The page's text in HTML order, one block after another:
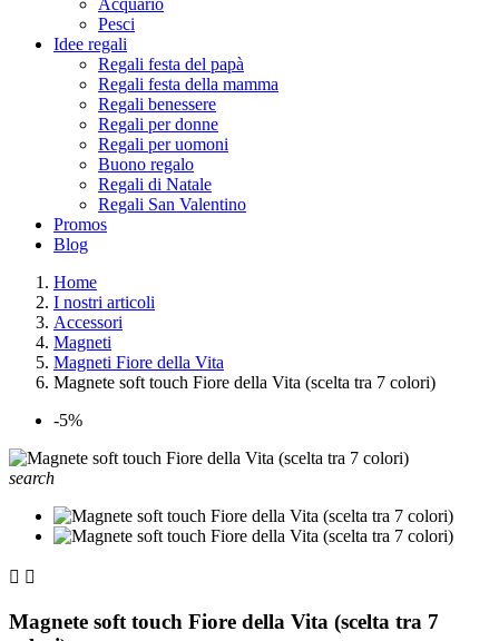
Acquario
Pesci
Idee regali
Regali festa del papà
Regali festa della mamma
Regali benessere
Regali per donne
Regali per uomoni
Buono regalo
Regali di Natale
Regali San Valentino
Promos
Blog
Home
I nostri articoli
Accessori
Magneti
Magneti Fiore della Vita
Magnete soft touch Fiore della Vita (scelta tra 7 colori)
-5%
search
 
Magnete soft touch Fiore della Vita (scelta tra 7